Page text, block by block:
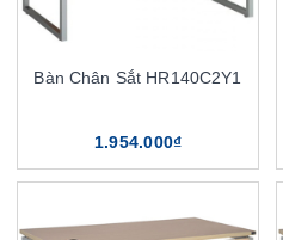
Bàn Chân Sắt HR140C2Y1
1.954.000₫